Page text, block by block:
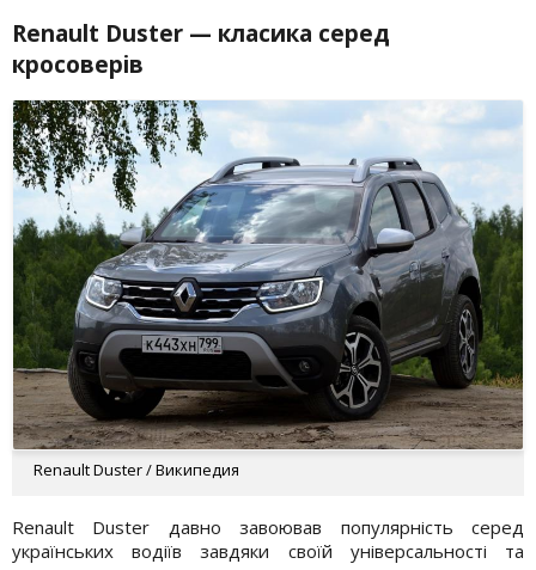
Renault Duster — класика серед
кросоверів
Renault Duster / Википедия
Renault Duster давно завоював популярність серед
українських водіїв завдяки своїй універсальності та